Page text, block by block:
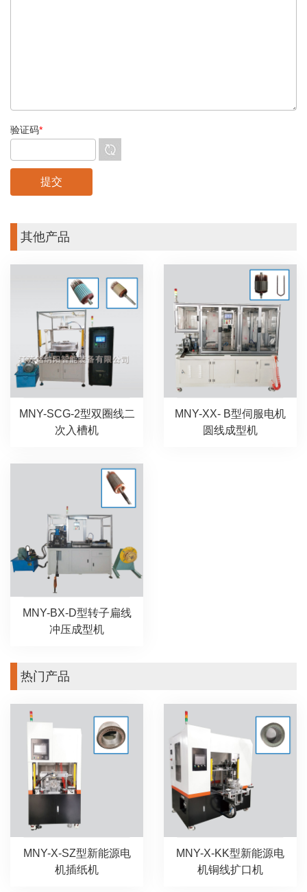
验证码*
其他产品
MNY-SCG-2型双圈线二
次入槽机
MNY-XX- B型伺服电机
圆线成型机
MNY-BX-D型转子扁线
冲压成型机
热门产品
MNY-X-SZ型新能源电
机插纸机
MNY-X-KK型新能源电
机铜线扩口机